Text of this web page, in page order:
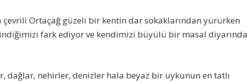
çevrili Ortaçağ güzeli bir kentin dar sokaklarından yürürken
fark ediyor ve kendimizi büyülü bir masal diyarında
dağlar, nehirler, denizler hala beyaz bir uykunun en tatlı